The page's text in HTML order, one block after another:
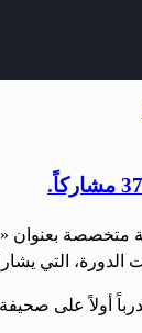
متخصصة
دور الكوادر الصحية في